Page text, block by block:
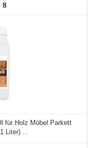
8
für Holz Möbel Parkett
Liter) ...